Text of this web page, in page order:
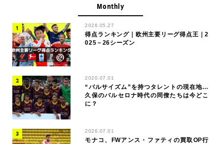
Monthly
2026.05.27
得点ランキング｜欧州主要リーグ得点王｜2
025－26シーズン
2020.07.01
“バルサイズム”を持つタレントの現在地…
久保のバルセロナ時代の同僚たちは今どこ
に？
2026.07.01
モナコ、FWアンス・ファティの買取OP行